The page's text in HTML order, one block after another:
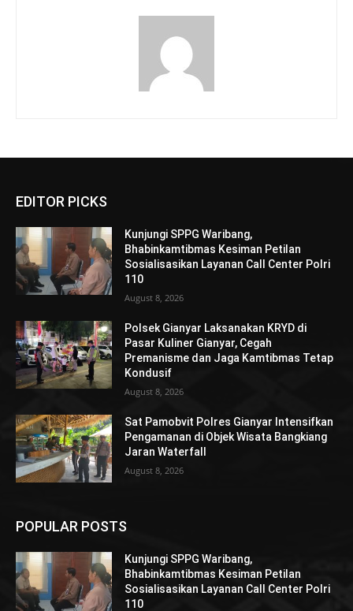
EDITOR PICKS
Kunjungi SPPG Waribang,
Bhabinkamtibmas Kesiman Petilan
Sosialisasikan Layanan Call Center Polri
110
August 8, 2026
Polsek Gianyar Laksanakan KRYD di
Pasar Kuliner Gianyar, Cegah
Premanisme dan Jaga Kamtibmas Tetap
Kondusif
August 8, 2026
Sat Pamobvit Polres Gianyar Intensifkan
Pengamanan di Objek Wisata Bangkiang
Jaran Waterfall
August 8, 2026
POPULAR POSTS
Kunjungi SPPG Waribang,
Bhabinkamtibmas Kesiman Petilan
Sosialisasikan Layanan Call Center Polri
110